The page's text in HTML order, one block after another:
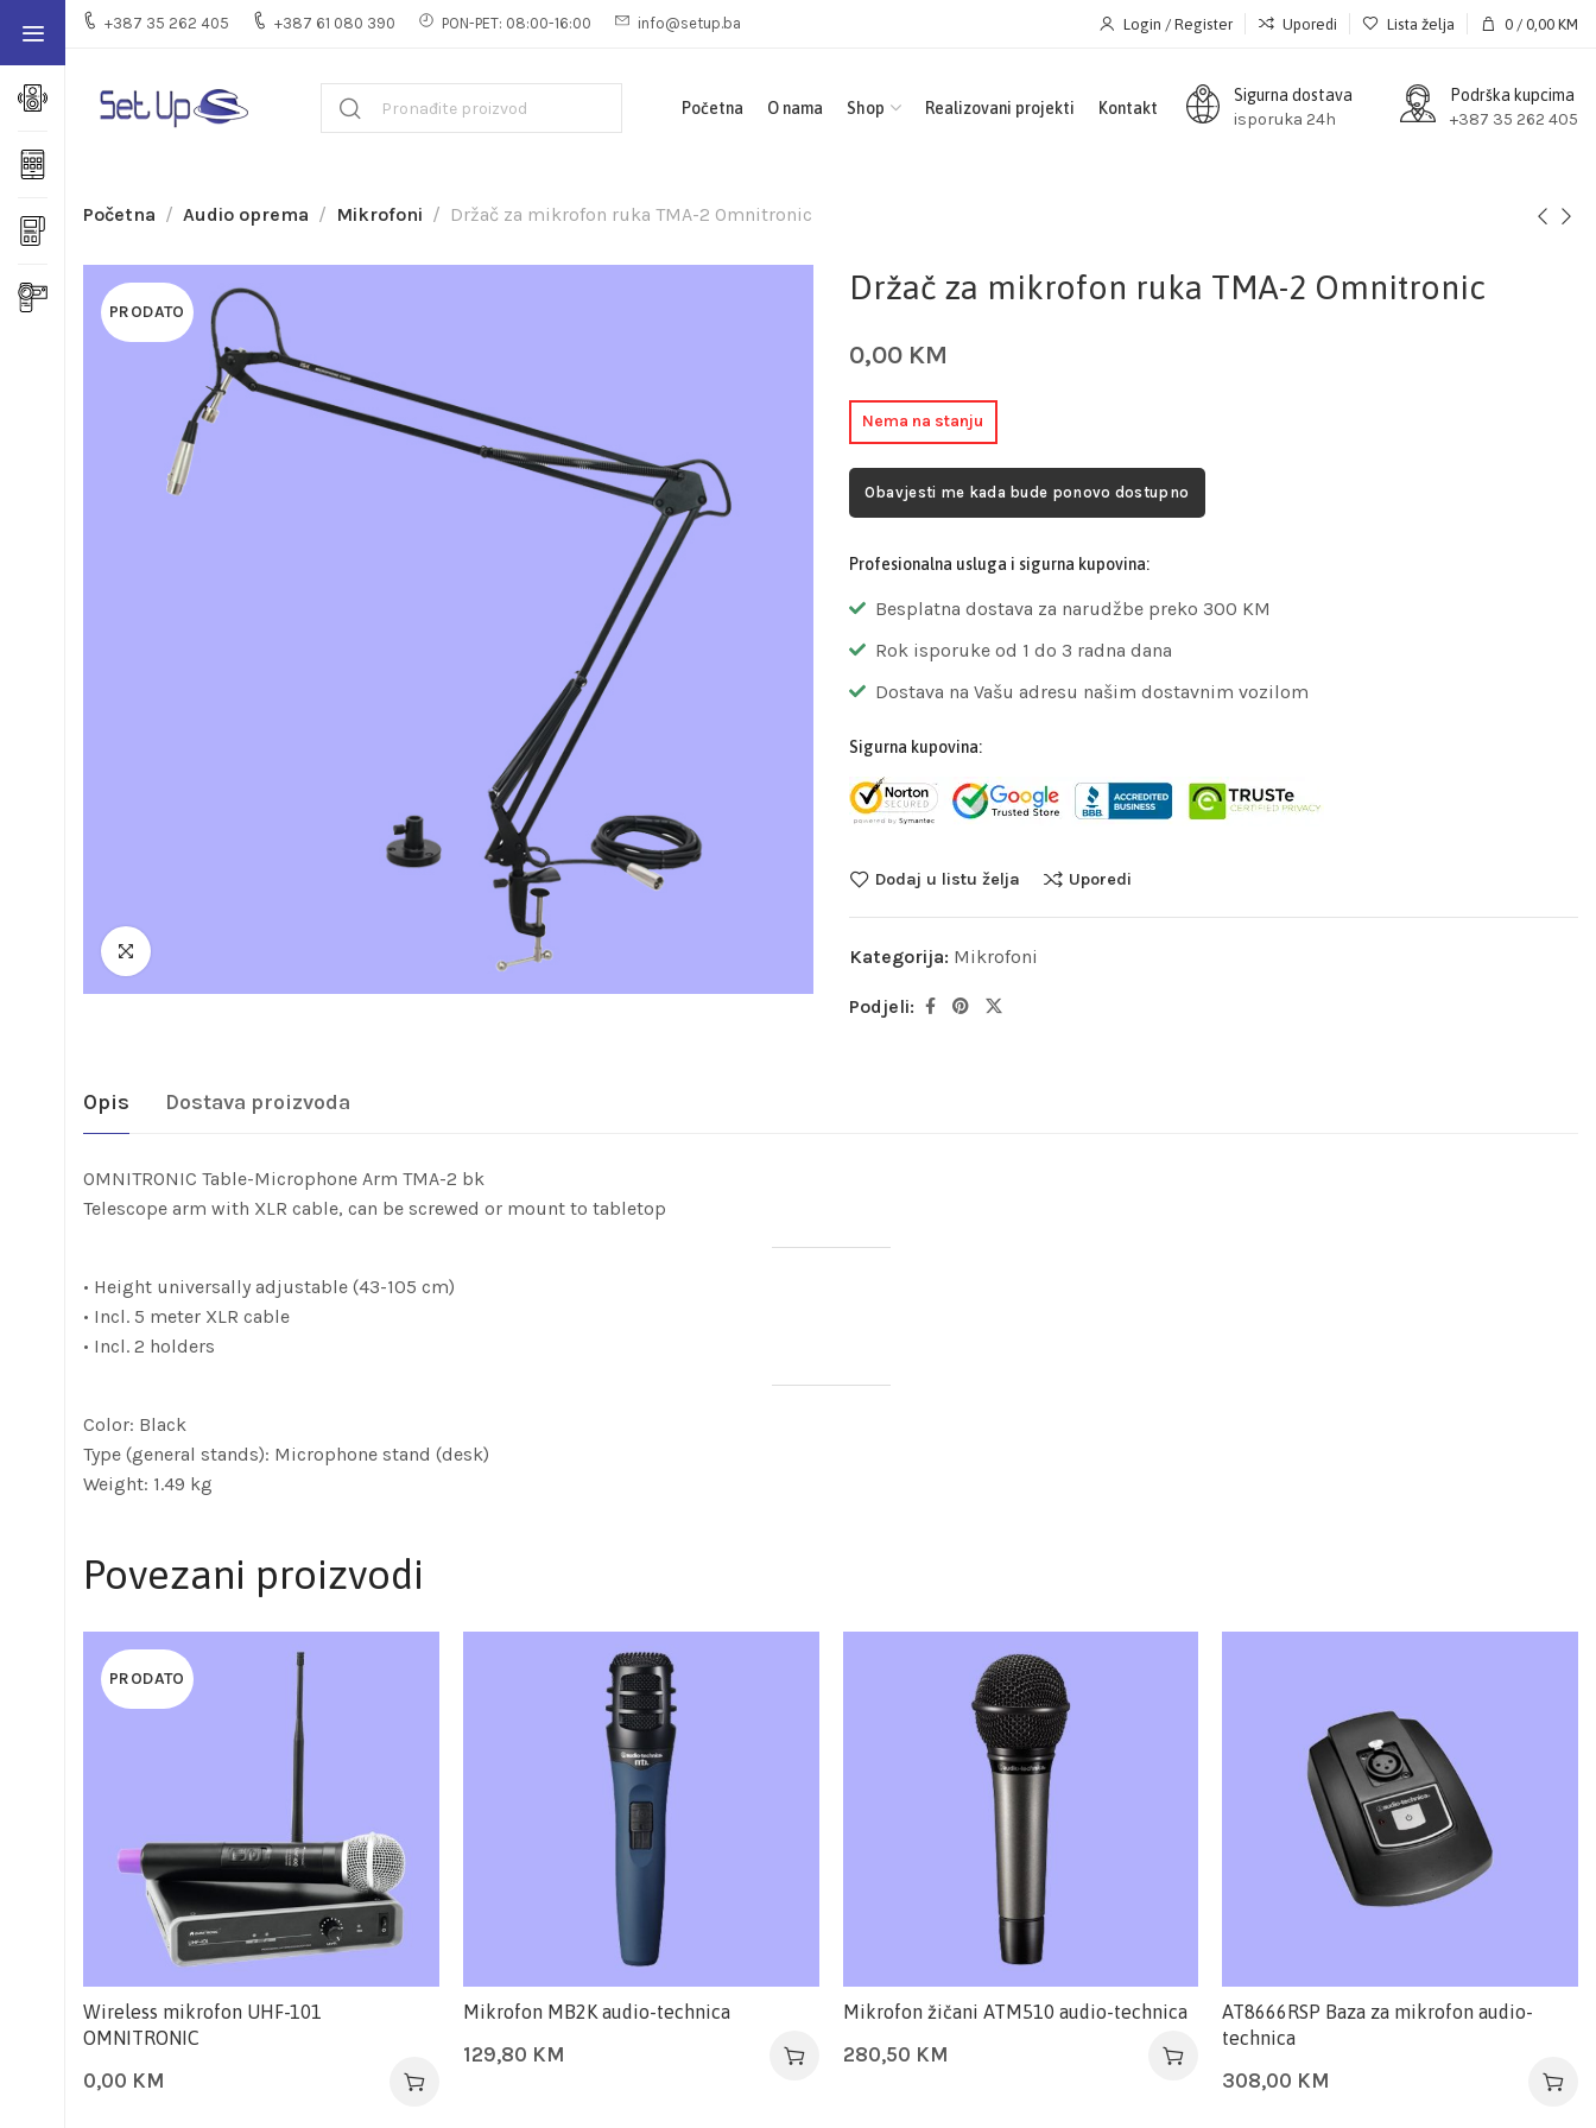
+387 35 262 405 +387 61 080 390 PON-PET: 08:00-16:00 info@setup.ba Login / Register Uporedi Lista želja 0 / 0,00 KM
Početna O nama Shop Realizovani projekti Kontakt
Sigurna dostava
isporuka 24h
Podrška kupcima
+387 35 262 405
Početna Audio oprema Mikrofoni Držač za mikrofon ruka TMA-2 Omnitronic
PRODATO
Držač za mikrofon ruka TMA-2 Omnitronic
0,00 KM
Nema na stanju
Obavjesti me kada bude ponovo dostupno
Profesionalna usluga i sigurna kupovina:
Besplatna dostava za narudžbe preko 300 KM
Rok isporuke od 1 do 3 radna dana
Dostava na Vašu adresu našim dostavnim vozilom
Sigurna kupovina:
Dodaj u listu želja Uporedi
Kategorija: Mikrofoni
Podjeli:
Opis Dostava proizvoda
OMNITRONIC Table-Microphone Arm TMA-2 bk
Telescope arm with XLR cable, can be screwed or mount to tabletop
• Height universally adjustable (43-105 cm)
• Incl. 5 meter XLR cable
• Incl. 2 holders
Color: Black
Type (general stands): Microphone stand (desk)
Weight: 1.49 kg
Povezani proizvodi
PRODATO
Wireless mikrofon UHF-101
OMNITRONIC
0,00 KM
Mikrofon MB2K audio-technica
129,80 KM
Mikrofon žičani ATM510 audio-technica
280,50 KM
AT8666RSP Baza za mikrofon audio-
technica
308,00 KM